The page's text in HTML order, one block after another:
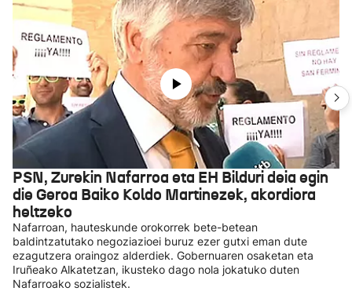
PSN, Zurekin Nafarroa eta EH Bilduri deia egin
die Geroa Baiko Koldo Martinezek, akordiora
heltzeko
Nafarroan, hauteskunde orokorrek bete-betean
baldintzatutako negoziazioei buruz ezer gutxi eman dute
ezagutzera oraingoz alderdiek. Gobernuaren osaketan eta
Iruñeako Alkatetzan, ikusteko dago nola jokatuko duten
Nafarroako sozialistek.